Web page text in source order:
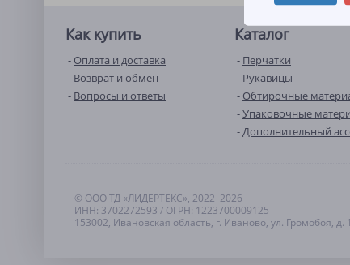
Как купить
Оплата и доставка
Возврат и обмен
Вопросы и ответы
Каталог
Перчатки
Рукавицы
Обтирочные
Упаковочные
Дополнительный
© ООО ТД «ЛИДЕРТЕКС», 2022–2026
ИНН: 3702272593 / ОГРН: 1223700009125
153002, Ивановская область, г. Иваново, ул. Громобоя,